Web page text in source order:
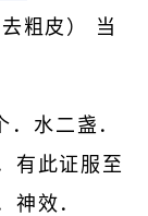
粗皮） 当
．水二盏．
有此证服至
神效．